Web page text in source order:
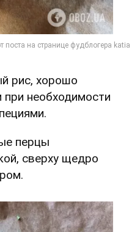
рис, хорошо
при необходимости
перцы
сверху щедро